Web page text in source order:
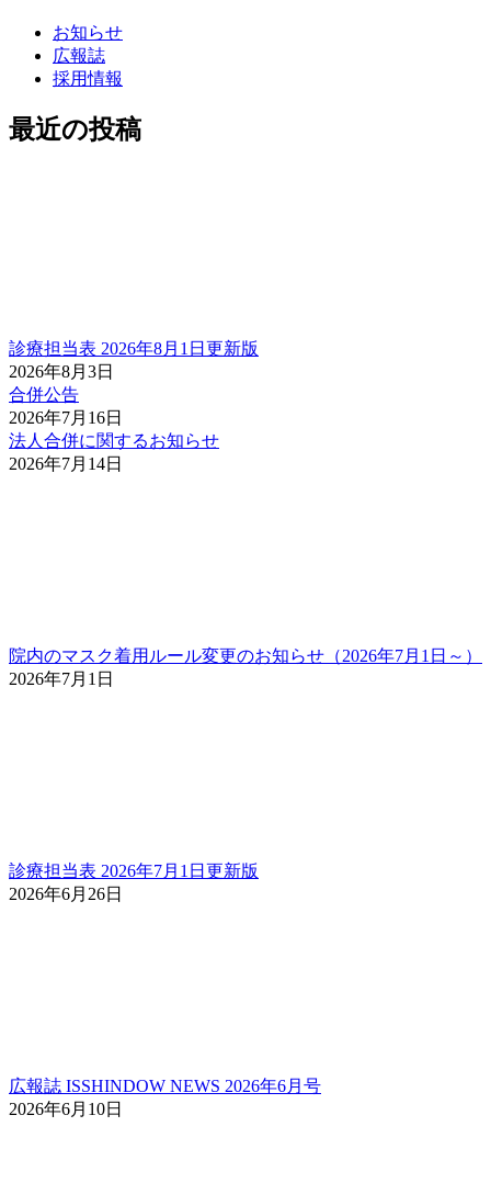
お知らせ
広報誌
採用情報
最近の投稿
診療担当表 2026年8月1日更新版
2026年8月3日
合併公告
2026年7月16日
法人合併に関するお知らせ
2026年7月14日
院内のマスク着用ルール変更のお知らせ（2026年7月1日～）
2026年7月1日
診療担当表 2026年7月1日更新版
2026年6月26日
広報誌 ISSHINDOW NEWS 2026年6月号
2026年6月10日